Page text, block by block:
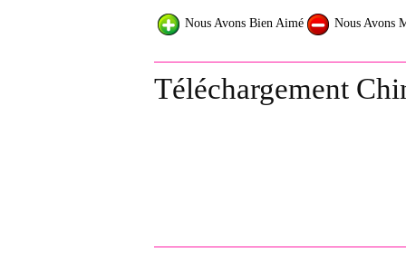
Nous Avons Bien Aimé Nous Avons
Téléchargement